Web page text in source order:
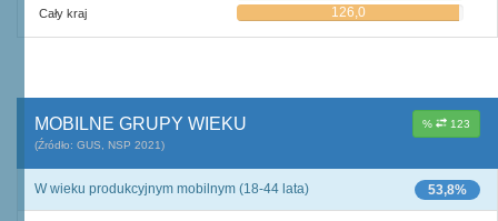
Cały kraj 126,0
% 123
MOBILNE GRUPY WIEKU
(Źródło: GUS, NSP 2021)
53,8%
W wieku produkcyjnym mobilnym (18-44 lata)